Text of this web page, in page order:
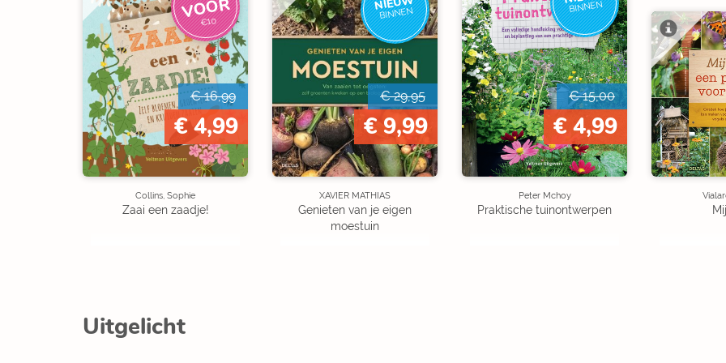
R
€10
€ 16,99
€ 4,99
Collins, Sophie
Zaai een zaadje!
BINNEN
€ 29,95
€ 9,99
XAVIER MATHIAS
Genieten van je eigen
moestuin
BINNEN
€ 15,00
€ 4,99
Peter Mchoy
Praktische tuinontwerpen
Uitgelicht